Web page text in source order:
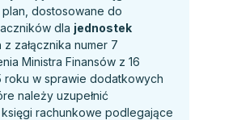
dostosowane do
dla jednostek
z załącznika numer 7
Ministra Finansów z 16
roku w sprawie dodatkowych
należy uzupełnić
rachunkowe podlegające